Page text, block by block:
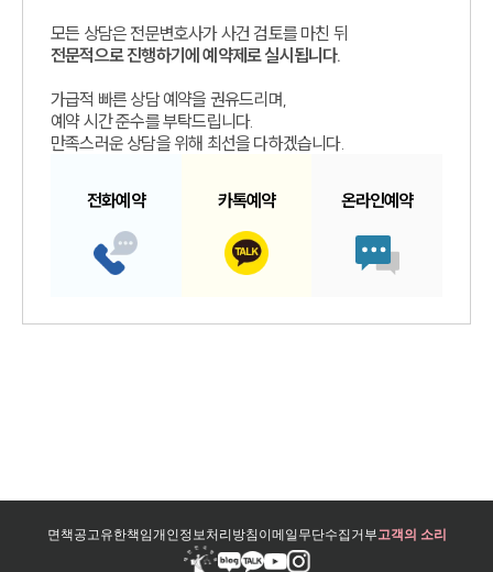
모든 상담은 전문변호사가 사건 검토를 마친 뒤
전문적으로 진행하기에 예약제로 실시됩니다.
가급적 빠른 상담 예약을 권유드리며,
예약 시간 준수를 부탁드립니다.
만족스러운 상담을 위해 최선을 다하겠습니다.
전화예약 카톡예약 온라인예약
면책공고유한책임개인정보처리방침이메일무단수집거부고객의 소리